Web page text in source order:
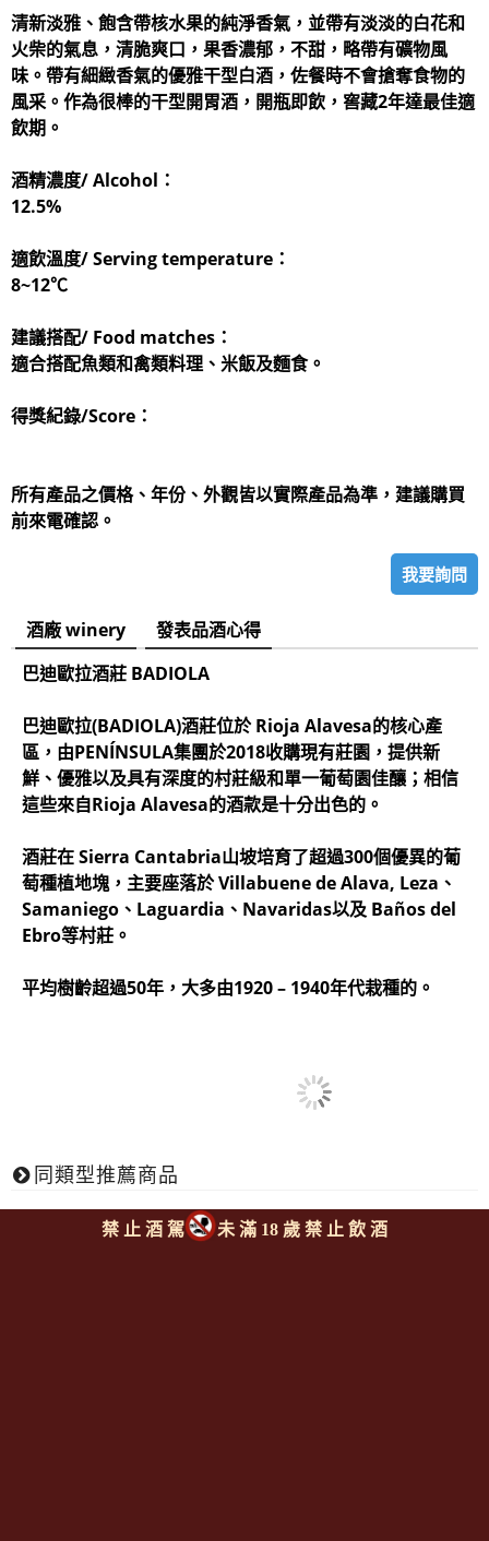
清新淡雅、飽含帶核水果的純淨香氣，並帶有淡淡的白花和
火柴的氣息，清脆爽口，果香濃郁，不甜，略帶有礦物風
味。帶有細緻香氣的優雅干型白酒，佐餐時不會搶奪食物的
風采。作為很棒的干型開胃酒，開瓶即飲，窖藏2年達最佳適
飲期。
酒精濃度/ Alcohol：
12.5%
適飲溫度/ Serving temperature：
8~12℃
建議搭配/ Food matches：
適合搭配魚類和禽類料理、米飯及麵食。
得獎紀錄/Score：
所有產品之價格、年份、外觀皆以實際產品為準，建議購買
前來電確認。
我要詢問
酒廠 winery
發表品酒心得
巴迪歐拉酒莊 BADIOLA
巴迪歐拉(BADIOLA)酒莊位於 Rioja Alavesa的核心產
區，由PENÍNSULA集團於2018收購現有莊園，提供新
鮮、優雅以及具有深度的村莊級和單一葡萄園佳釀；相信
這些來自Rioja Alavesa的酒款是十分出色的。
酒莊在 Sierra Cantabria山坡培育了超過300個優異的葡
萄種植地塊，主要座落於 Villabuene de Alava, Leza、
Samaniego、Laguardia、Navaridas以及 Baños del
Ebro等村莊。
平均樹齡超過50年，大多由1920 – 1940年代栽種的。
同類型推薦商品
上一則
禁 止 酒 駕 未 滿 18 歲 禁 止 飲 酒